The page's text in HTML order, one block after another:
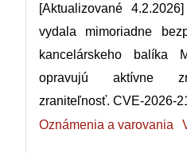
[Aktualizované
vydala mimoriadne
kancelárskeho balíka
opravujú aktívne
zraniteľnosť. CVE-2026-
Oznámenia a varovania